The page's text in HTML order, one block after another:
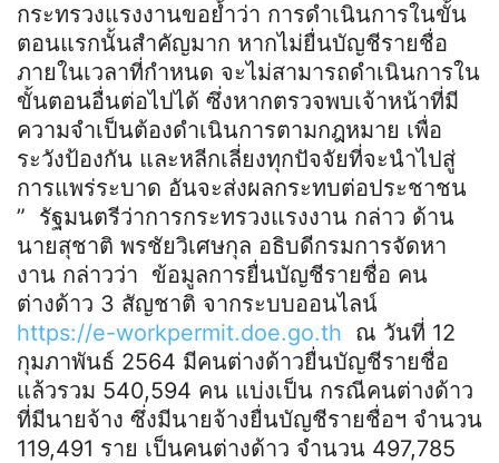
กระทรวงแรงงานขอย้ำว่า การดำเนินการในขั้น
ตอนแรกนั้นสำคัญมาก หากไม่ยื่นบัญชีรายชื่อ
ภายในเวลาที่กำหนด จะไม่สามารถดำเนินการใน
ขั้นตอนอื่นต่อไปได้ ซึ่งหากตรวจพบเจ้าหน้าที่มี
ความจำเป็นต้องดำเนินการตามกฎหมาย เพื่อ
ระวังป้องกัน และหลีกเลี่ยงทุกปัจจัยที่จะนำไปสู่
การแพร่ระบาด อันจะส่งผลกระทบต่อประชาชน
” รัฐมนตรีว่าการกระทรวงแรงงาน กล่าว ด้าน
นายสุชาติ พรชัยวิเศษกุล อธิบดีกรมการจัดหา
งาน กล่าวว่า ข้อมูลการยื่นบัญชีรายชื่อ คน
ต่างด้าว 3 สัญชาติ จากระบบออนไลน์
https://e-workpermit.doe.go.th ณ วันที่ 12
กุมภาพันธ์ 2564 มีคนต่างด้าวยื่นบัญชีรายชื่อ
แล้วรวม 540,594 คน แบ่งเป็น กรณีคนต่างด้าว
ที่มีนายจ้าง ซึ่งมีนายจ้างยื่นบัญชีรายชื่อฯ จำนวน
119,491 ราย เป็นคนต่างด้าว จำนวน 497,785